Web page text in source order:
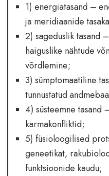
1) energiatasand –
ja meridiaanide
2) sageduslik tasand
haiguslike nähtude
võrdlemine;
3) sümptomaatiline
tunnustatud
4) süsteemne tasand
karmakonfliktid;
5) füsioloogilised
geneetikat,
funktsioonide kaudu;